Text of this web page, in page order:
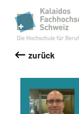
zurück